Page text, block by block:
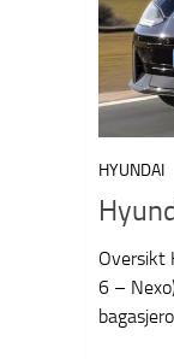
HYUNDAI
Oversikt
6 –